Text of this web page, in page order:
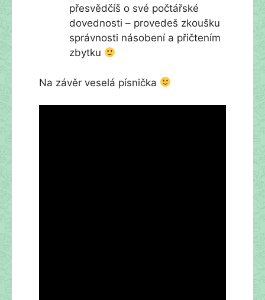
přesvědčíš o své počtářské
dovednosti – provedeš zkoušku
správnosti násobení a přičtením
zbytku
Na závěr veselá písnička